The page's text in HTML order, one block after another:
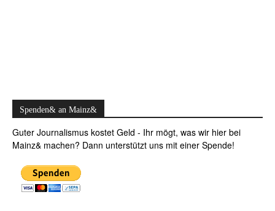
Spenden& an Mainz&
Guter Journalismus kostet Geld - Ihr mögt, was wir hier bei
Mainz& machen? Dann unterstützt uns mit einer Spende!